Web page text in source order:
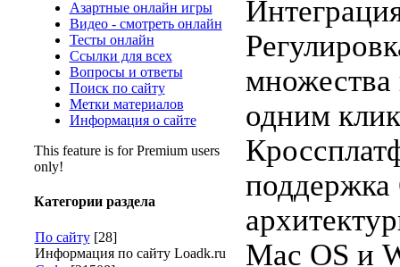
Азартные онлайн игры
Видео - смотреть онлайн
Тесты онлайн
Ссылки для всех
Вопросы и ответы
Поиск по сайту
Метки материалов
Информация о сайте
This feature is for Premium users
only!
Категории раздела
По сайту [28]
Информация по сайту Loadk.ru
одним
поддержка
Mac OS и